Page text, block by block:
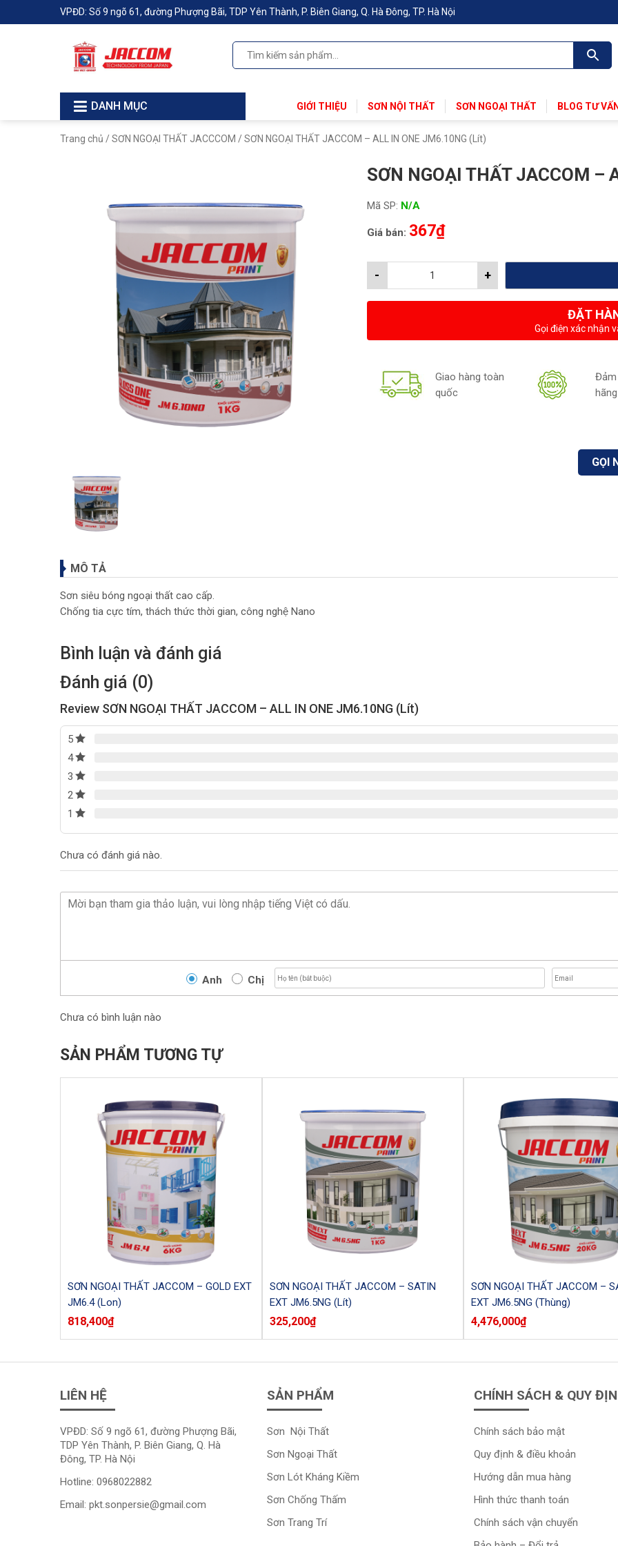
VPĐD: Số 9 ngõ 61, đường Phượng Bãi, TDP Yên Thành, P. Biên Giang, Q. Hà Đông, TP. Hà Nội
DANH MỤC GIỚI THIỆU SƠN NỘI THẤT SƠN NGOẠI THẤT BLOG TƯ
Trang chủ /SƠN NGOẠI THẤT JACCCOM / SƠN NGOẠI THẤT JACCOM – ALL IN ONE JM6.10NG (Lít)
SƠN NGOẠI THẤT JACCOM
Mã SP: N/A
Giá bán: 367₫
+
-
ĐẶT
Gọi điện xác nhận
Giao hàng toàn
quốc
Đảm
hãng
GỌI
MÔ TẢ
Sơn siêu bóng ngoại thất cao cấp.
Chống tia cực tím, thách thức thời gian, công nghệ Nano
Bình luận và đánh giá
Đánh giá (0)
Review SƠN NGOẠI THẤT JACCOM – ALL IN ONE JM6.10NG (Lít)
5
4
3
2
1
Chưa có đánh giá nào.
Anh Chị
Chưa có bình luận nào
SẢN PHẨM TƯƠNG TỰ
SƠN NGOẠI THẤT JACCOM – GOLD EXT
JM6.4 (Lon)
818,400₫
SƠN NGOẠI THẤT JACCOM – SATIN
EXT JM6.5NG (Lít)
325,200₫
SƠN NGOẠI THẤT JACCOM –
EXT JM6.5NG (Thùng)
4,476,000₫
LIÊN HỆ
VPĐD: Số 9 ngõ 61, đường Phượng Bãi,
TDP Yên Thành, P. Biên Giang, Q. Hà
Đông, TP. Hà Nội
Hotline: 0968022882
Email: pkt.sonpersie@gmail.com
SẢN PHẨM
Sơn Nội Thất
Sơn Ngoại Thất
Sơn Lót Kháng Kiềm
Sơn Chống Thấm
Sơn Trang Trí
CHÍNH SÁCH & QUY
Chính sách bảo mật
Quy định & điều khoản
Hướng dẫn mua hàng
Hình thức thanh toán
Chính sách vận chuyển